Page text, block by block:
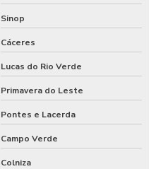
Sinop
Cáceres
Lucas do Rio Verde
Primavera do Leste
Pontes e Lacerda
Campo Verde
Colniza